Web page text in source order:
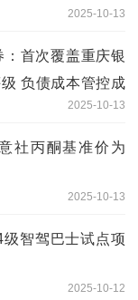
2025-10-13
首次覆盖重庆银
负债成本管控成
2025-10-13
社丙酮基准价为
2025-10-13
智驾巴士试点项
2025-10-12